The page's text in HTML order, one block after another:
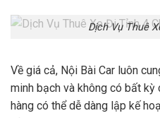
Dịch Vụ Thuê
Về giá cả, Nội Bài Car luôn
minh bạch và không có bất kỳ
hàng có thể dễ dàng lập kế